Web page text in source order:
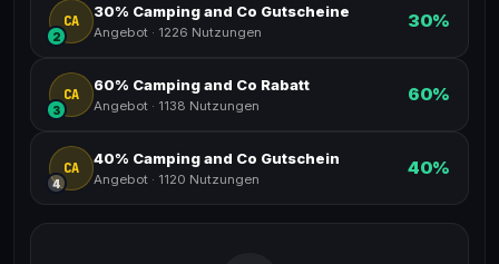
CA
2
30% Camping and Co Gutscheine
Angebot · 1226 Nutzungen
30%
CA
3
60% Camping and Co Rabatt
Angebot · 1138 Nutzungen
60%
CA
4
40% Camping and Co Gutschein
Angebot · 1120 Nutzungen
40%